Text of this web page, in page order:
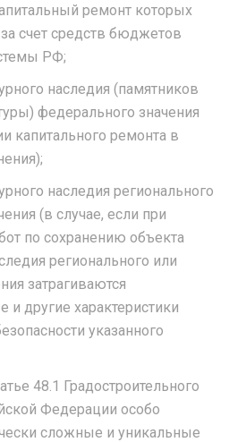
ремонт которых
счет средств бюджетов
РФ;
наследия (памятников
федерального значения
капитального ремонта в
наследия регионального
(в случае, если при
по сохранению объекта
регионального или
затрагиваются
и другие характеристики
указанного
48.1 Градостроительного
Федерации особо
сложные и уникальные